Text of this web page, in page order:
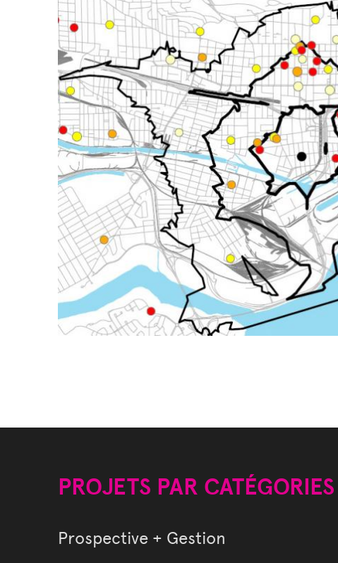
PROJETS PAR CATÉGORIES
Prospective + Gestion